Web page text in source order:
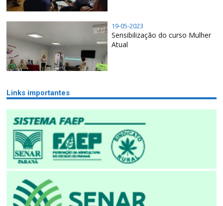
19-05-2023
Sensibilização do curso Mulher
Atual
Links importantes